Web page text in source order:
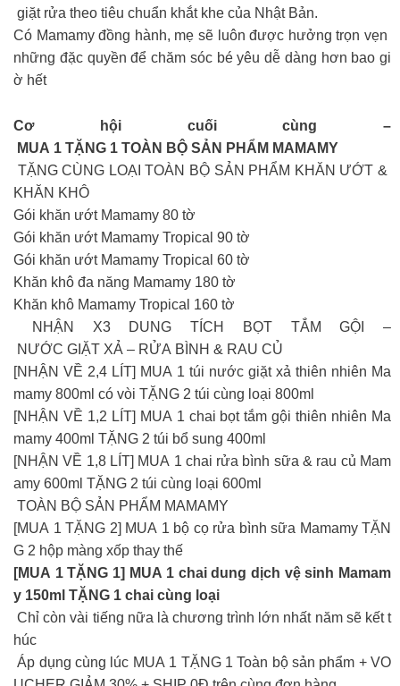
giặt rửa theo tiêu chuẩn khắt khe của Nhật Bản.
Có Mamamy đồng hành, mẹ sẽ luôn được hưởng trọn vẹn
những đặc quyền để chăm sóc bé yêu dễ dàng hơn bao gi
ờ hết
Cơ hội cuối cùng –
MUA 1 TẶNG 1 TOÀN BỘ SẢN PHẨM MAMAMY
TẶNG CÙNG LOẠI TOÀN BỘ SẢN PHẨM KHĂN ƯỚT &
KHĂN KHÔ
Gói khăn ướt Mamamy 80 tờ
Gói khăn ướt Mamamy Tropical 90 tờ
Gói khăn ướt Mamamy Tropical 60 tờ
Khăn khô đa năng Mamamy 180 tờ
Khăn khô Mamamy Tropical 160 tờ
NHẬN X3 DUNG TÍCH BỌT TẮM GỘI –
NƯỚC GIẶT XẢ – RỬA BÌNH & RAU CỦ
[NHẬN VỀ 2,4 LÍT] MUA 1 túi nước giặt xả thiên nhiên Ma
mamy 800ml có vòi TẶNG 2 túi cùng loại 800ml
[NHẬN VỀ 1,2 LÍT] MUA 1 chai bọt tắm gội thiên nhiên Ma
mamy 400ml TẶNG 2 túi bổ sung 400ml
[NHẬN VỀ 1,8 LÍT] MUA 1 chai rửa bình sữa & rau củ Mam
amy 600ml TẶNG 2 túi cùng loại 600ml
TOÀN BỘ SẢN PHẨM MAMAMY
[MUA 1 TẶNG 2] MUA 1 bộ cọ rửa bình sữa Mamamy TẶN
G 2 hộp màng xốp thay thế
[MUA 1 TẶNG 1] MUA 1 chai dung dịch vệ sinh Mamam
y 150ml TẶNG 1 chai cùng loại
Chỉ còn vài tiếng nữa là chương trình lớn nhất năm sẽ kết t
húc
Áp dụng cùng lúc MUA 1 TẶNG 1 Toàn bộ sản phẩm + VO